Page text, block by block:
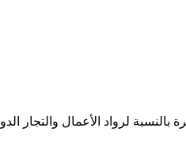
لرواد الأعمال والتجار